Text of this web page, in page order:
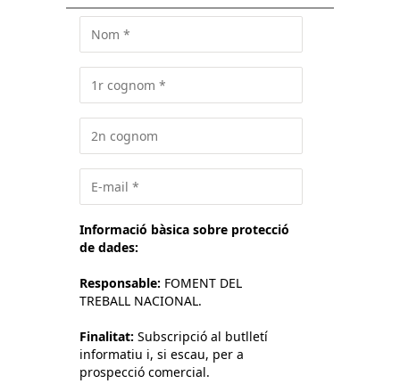
Informació bàsica sobre protecció
de dades:
Responsable: FOMENT DEL
TREBALL NACIONAL.
Finalitat: Subscripció al butlletí
informatiu i, si escau, per a
prospecció comercial.